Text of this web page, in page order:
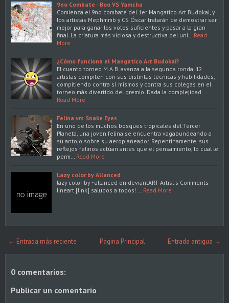
9no Combate - Boo VS Yamcha
Comienza el 9no combate del 1er Mangatico Art Budokai, y
los artistas Mephmmb y CS Óscar tratarán de demostrar ser
mejor para ganar los votos suficientes y pasar a la gran
final. La criatura más viciosa y destructiva del uni…
Read
More
¿Cómo funciona el Mangatico Art Budokai?
El cuanto torneo M.A.B. avanza a la segunda ronda, 12
artistas compiten con sus distintas técnicas y habilidades,
compitiendo contra sí mismos y contra sus colegas en el
torneo más divertido del gremio. Dada la complejidad …
Read More
Felina vrs Snake Eyes
En uno de los muchos bosques tropicales del Tercer
Planeta, una joven felina se encuentra vagabundeando a
su antojo sobre su aeroplaneador. Repentinamente, sus
reflejos felinos actúan antes que el pensamiento, lo cual le
perm…
Read More
Lazy color by Allanced
lazy color by ~allanced on deviantART Artist's Comments
lineart [link] saludos a todos! …
Read More
← Entrada más reciente Entrada antigua →
Página Principal
0 comentarios:
Publicar un comentario